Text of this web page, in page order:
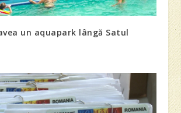
un aquapark lângă Satul